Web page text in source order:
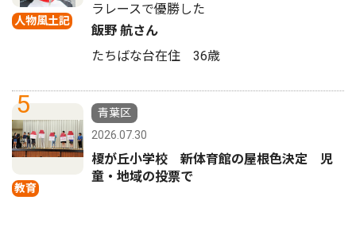
人物風土記
ラレースで優勝した
飯野 航さん
たちばな台在住 36歳
5
教育
青葉区
2026.07.30
榎が丘小学校 新体育館の屋根色決定 児
童・地域の投票で